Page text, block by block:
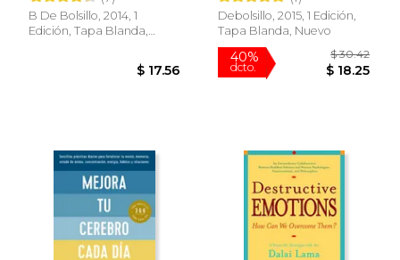
B De Bolsillo, 2014, 1
Edición, Tapa Blanda,
Debolsillo, 2015, 1 Edición,
Tapa Blanda, Nuevo